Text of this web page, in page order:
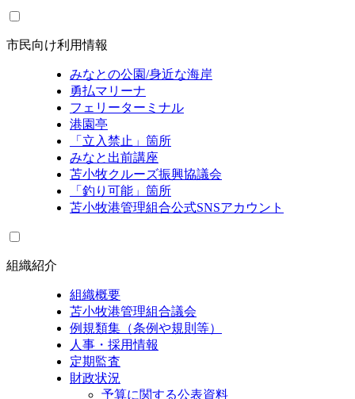
市民向け利用情報
みなとの公園/身近な海岸
勇払マリーナ
フェリーターミナル
港園亭
「立入禁止」箇所
みなと出前講座
苫小牧クルーズ振興協議会
「釣り可能」箇所
苫小牧港管理組合公式SNSアカウント
組織紹介
組織概要
苫小牧港管理組合議会
例規類集（条例や規則等）
人事・採用情報
定期監査
財政状況
予算に関する公表資料